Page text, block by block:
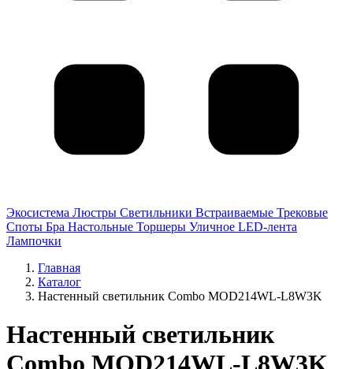
Экосистема Люстры Светильники Встраиваемые Трековые
Споты Бра Настольные Торшеры Уличное LED-лента
Лампочки
Главная
Каталог
Настенный светильник Combo MOD214WL-L8W3K
Настенный светильник